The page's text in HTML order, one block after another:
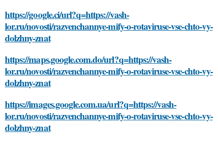
https://google.ci/url?q=https://vash-
lor.ru/novosti/razvenchannye-mify-o-rotaviruse-vse-chto-vy-
dolzhny-znat
https://maps.google.com.do/url?q=https://vash-
lor.ru/novosti/razvenchannye-mify-o-rotaviruse-vse-chto-vy-
dolzhny-znat
https://images.google.com.ua/url?q=https://vash-
lor.ru/novosti/razvenchannye-mify-o-rotaviruse-vse-chto-vy-
dolzhny-znat